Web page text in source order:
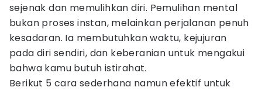
sejenak dan memulihkan diri. Pemulihan mental
bukan proses instan, melainkan perjalanan penuh
kesadaran. Ia membutuhkan waktu, kejujuran
pada diri sendiri, dan keberanian untuk mengakui
bahwa kamu butuh istirahat.
Berikut 5 cara sederhana namun efektif untuk